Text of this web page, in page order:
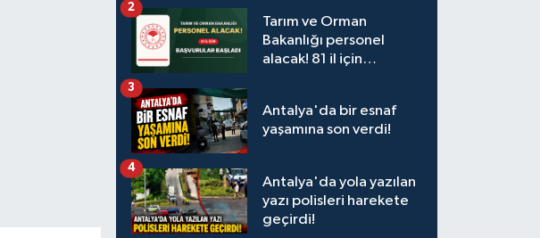
Tarım ve Orman
Bakanlığı personel
alacak! 81 il için
2
Antalya'da bir esnaf
yaşamına son verdi!
3
Antalya'da yola yazılan
yazı polisleri harekete
geçirdi!
4